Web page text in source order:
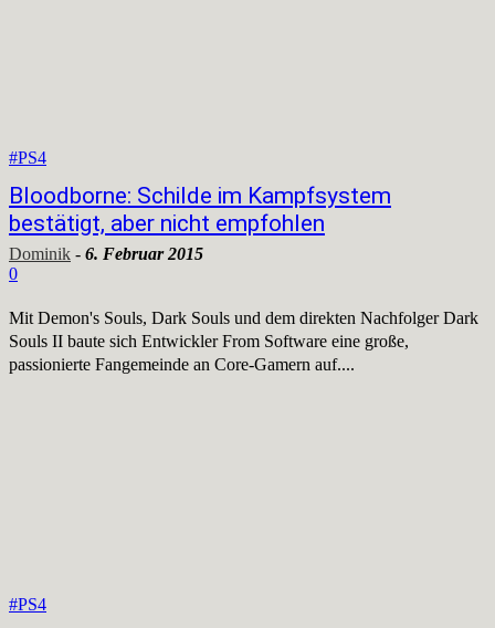
#PS4
Bloodborne: Schilde im Kampfsystem
bestätigt, aber nicht empfohlen
Dominik - 6. Februar 2015
0
Mit Demon's Souls, Dark Souls und dem direkten Nachfolger Dark
Souls II baute sich Entwickler From Software eine große,
passionierte Fangemeinde an Core-Gamern auf....
#PS4